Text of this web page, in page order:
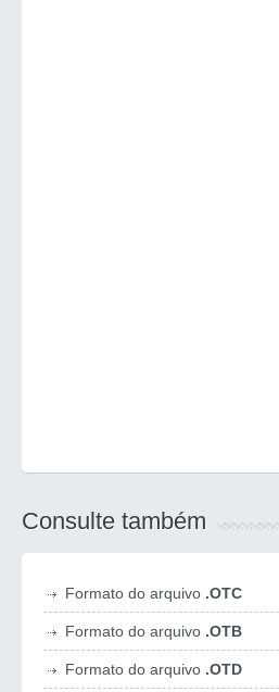
Consulte também
Formato do arquivo .OTC
Formato do arquivo .OTB
Formato do arquivo .OTD